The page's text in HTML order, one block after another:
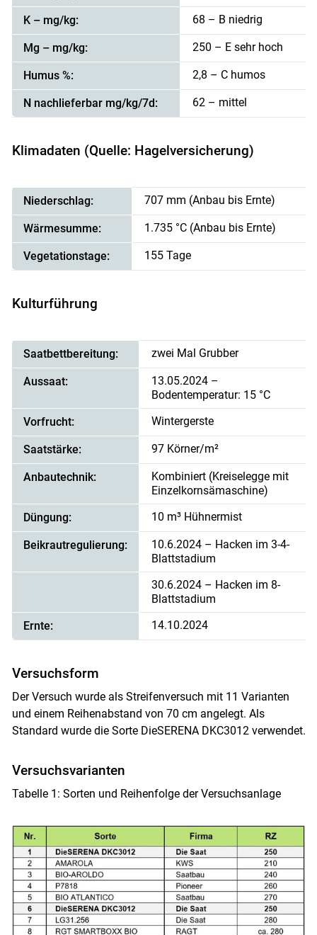
Skip to main content
K – mg/kg: 68 – B niedrig
Mg – mg/kg: 250 – E sehr hoch
Humus %: 2,8 – C humos
N nachlieferbar mg/kg/7d: 62 – mittel
Klimadaten (Quelle: Hagelversicherung)
Niederschlag: 707 mm (Anbau bis Ernte)
Wärmesumme: 1.735 °C (Anbau bis Ernte)
Vegetationstage: 155 Tage
Kulturführung
Saatbettbereitung: zwei Mal Grubber
Aussaat:
13.05.2024 –
Bodentemperatur: 15 °C
Vorfrucht:
Wintergerste
Saatstärke: 97 Körner/m²
Anbautechnik:
Kombiniert (Kreiselegge mit
Einzelkornsämaschine)
Düngung:
10 m³ Hühnermist
Beikrautregulierung:
10.6.2024 – Hacken im 3-4-
Blattstadium
30.6.2024 – Hacken im 8-
Blattstadium
Ernte:
14.10.2024
Versuchsform
Der Versuch wurde als Streifenversuch mit 11 Varianten
und einem Reihenabstand von 70 cm angelegt. Als
Standard wurde die Sorte DieSERENA DKC3012 verwendet.
Versuchsvarianten
Tabelle 1: Sorten und Reihenfolge der Versuchsanlage